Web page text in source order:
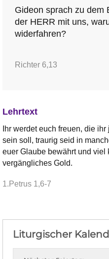
Gideon sprach zu dem
der HERR mit uns,
widerfahren?
Richter 6,13
Lehrtext
Ihr werdet euch freuen, die
sein soll, traurig seid in
euer Glaube bewährt und
vergängliches Gold.
1.Petrus 1,6-7